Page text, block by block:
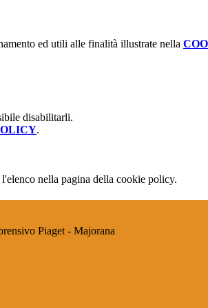
ed utili alle finalità illustrate nella
disabilitarli.
.
nella pagina della cookie policy.
Piaget - Majorana